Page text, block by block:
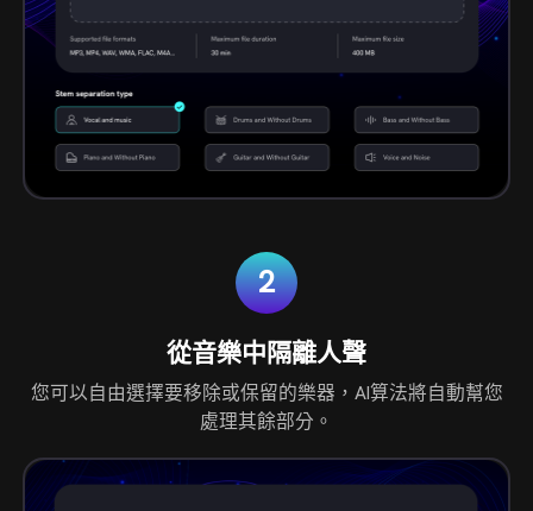
2
從音樂中隔離人聲
您可以自由選擇要移除或保留的樂器，AI算法將自動幫您
處理其餘部分。